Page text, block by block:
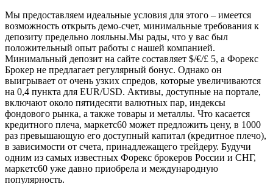
Мы предоставляем идеальные условия для этого – имеется
возможность открыть демо-счет, минимальные требования к
депозиту предельно лояльны.Мы рады, что у вас был
положительный опыт работы с нашей компанией.
Минимальный депозит на сайте составляет $/€/£ 5, а Форекс
Брокер не предлагает регулярный бонус. Однако он
выигрывает от очень узких спредов, которые увеличиваются
на 0,4 пункта для EUR/USD. Активы, доступные на портале,
включают около пятидесяти валютных пар, индексы
фондового рынка, а также товары и металлы. Что касается
кредитного плеча, маркетс60 может предложить цену, в 1000
раз превышающую его доступный капитал (кредитное плечо),
в зависимости от счета, принадлежащего трейдеру. Будучи
одним из самых известных Форекс брокеров России и СНГ,
маркетс60 уже давно приобрела и международную
популярность.